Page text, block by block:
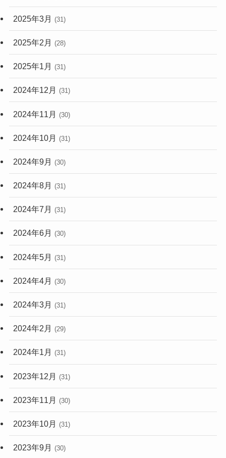
2025年3月 (31)
2025年2月 (28)
2025年1月 (31)
2024年12月 (31)
2024年11月 (30)
2024年10月 (31)
2024年9月 (30)
2024年8月 (31)
2024年7月 (31)
2024年6月 (30)
2024年5月 (31)
2024年4月 (30)
2024年3月 (31)
2024年2月 (29)
2024年1月 (31)
2023年12月 (31)
2023年11月 (30)
2023年10月 (31)
2023年9月 (30)